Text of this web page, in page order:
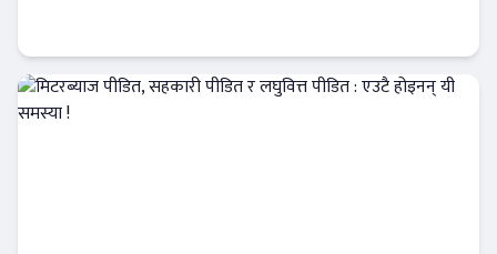
दृष्टिकोण